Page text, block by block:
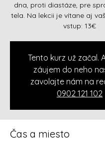
dna, proti diastáze, pre
tela. Na lekcii je vítane aj
vstup: 13€
Tento kurz už začal.
záujem do neho
zavolajte nám na
0902 121 102
Čas a miesto